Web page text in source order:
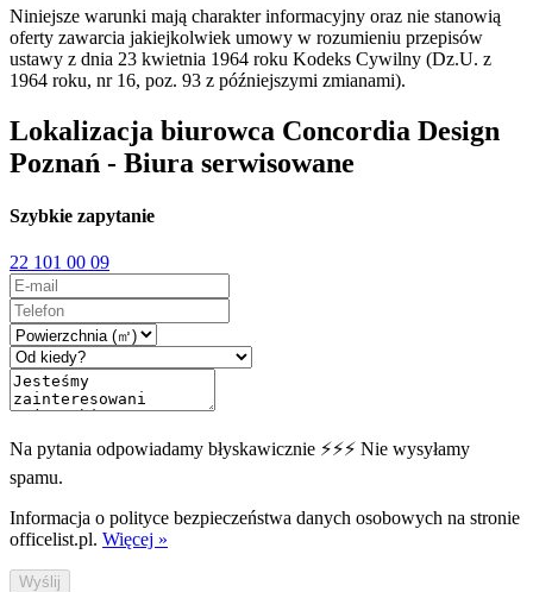
Niniejsze warunki mają charakter informacyjny oraz nie stanowią
oferty zawarcia jakiejkolwiek umowy w rozumieniu przepisów
ustawy z dnia 23 kwietnia 1964 roku Kodeks Cywilny (Dz.U. z
1964 roku, nr 16, poz. 93 z późniejszymi zmianami).
Lokalizacja biurowca Concordia Design
Poznań - Biura serwisowane
Szybkie zapytanie
22 101 00 09
Na pytania odpowiadamy błyskawicznie ⚡⚡⚡ Nie wysyłamy
spamu.
Informacja o polityce bezpieczeństwa danych osobowych na stronie
officelist.pl. Więcej »
Wyślij